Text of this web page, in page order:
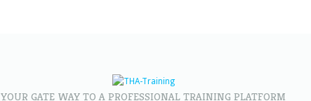
YOUR GATE WAY TO A PROFESSIONAL TRAINING PLATFORM